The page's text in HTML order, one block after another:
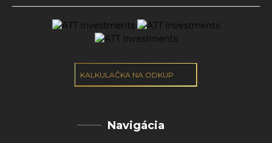
KALKULAČKA NA ODKUP
Navigácia